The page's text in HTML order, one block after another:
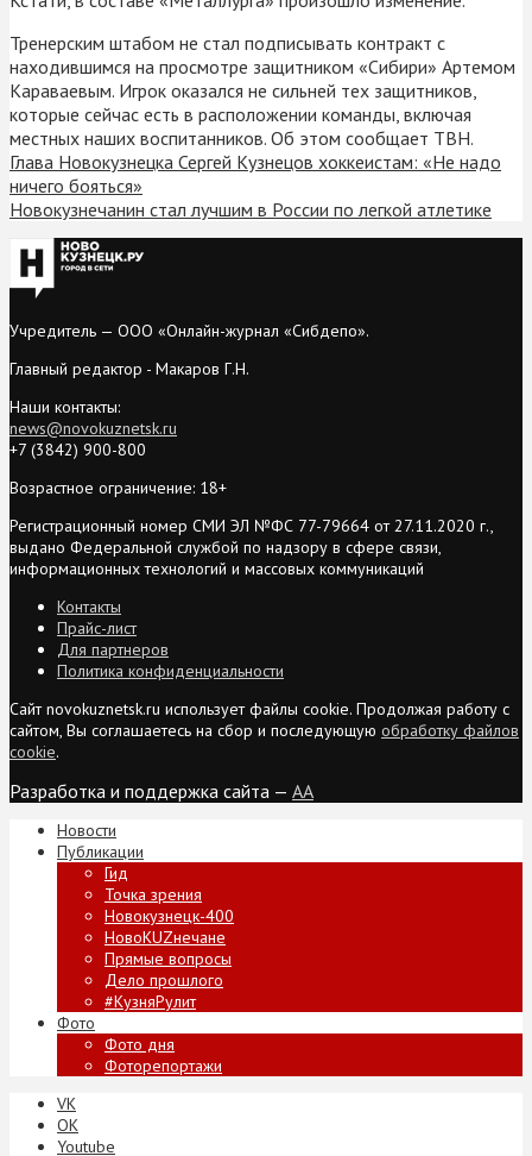
Тренерским штабом не стал подписывать контракт с
находившимся на просмотре защитником «Сибири» Артемом
Караваевым. Игрок оказался не сильней тех защитников,
которые сейчас есть в расположении команды, включая
местных наших воспитанников. Об этом сообщает ТВН.
Глава Новокузнецка Сергей Кузнецов хоккеистам: «Не надо
ничего бояться»
Новокузнечанин стал лучшим в России по легкой атлетике
Учредитель — ООО «Онлайн-журнал «Сибдепо».
Главный редактор - Макаров Г.Н.
Наши контакты:
news@novokuznetsk.ru
+7 (3842) 900-800
Возрастное ограничение: 18+
Регистрационный номер СМИ ЭЛ №ФС 77-79664 от 27.11.2020 г.,
выдано Федеральной службой по надзору в сфере связи,
информационных технологий и массовых коммуникаций
Контакты
Прайс-лист
Для партнеров
Политика конфиденциальности
Сайт novokuznetsk.ru использует файлы cookie. Продолжая работу с
сайтом, Вы соглашаетесь на сбор и последующую обработку файлов
cookie.
Разработка и поддержка сайта — AA
Новости
Публикации
Гид
Точка зрения
Новокузнецк-400
НовоKUZнечане
Прямые вопросы
Дело прошлого
#КузняРулит
Фото
Фото дня
Фоторепортажи
VK
ОК
Youtube